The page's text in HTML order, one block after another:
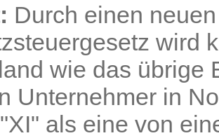
Durch einen
wird
wie das übrige
Unternehmer in
als eine von